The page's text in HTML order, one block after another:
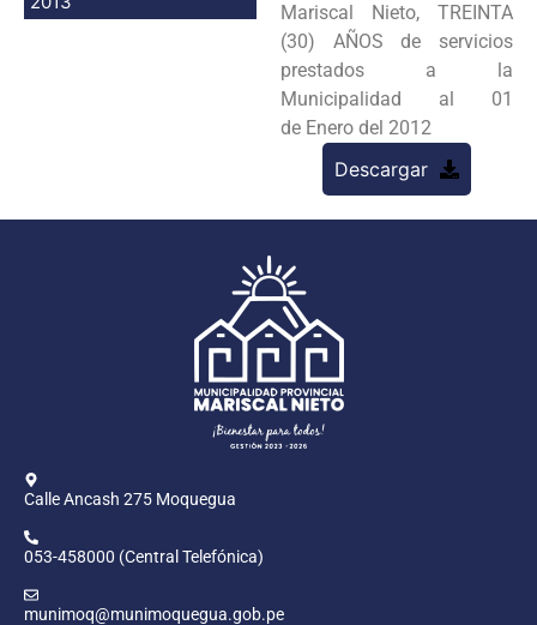
Mariscal Nieto, TREINTA
(30) AÑOS de servicios
prestados a la
Municipalidad al 01
de Enero del 2012
Descargar
Calle Ancash 275 Moquegua
053-458000 (Central Telefónica)
munimoq@munimoquegua.gob.pe